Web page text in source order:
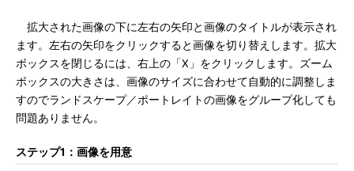
拡大された画像の下に左右の矢印と画像のタイトルが表示され
ます。左右の矢印をクリックすると画像を切り替えします。拡大
ボックスを閉じるには、右上の「X」をクリックします。ズーム
ボックスの大きさは、画像のサイズに合わせて自動的に調整しま
すのでランドスケープ／ポートレイトの画像をグループ化しても
問題ありません。
ステップ1：画像を用意